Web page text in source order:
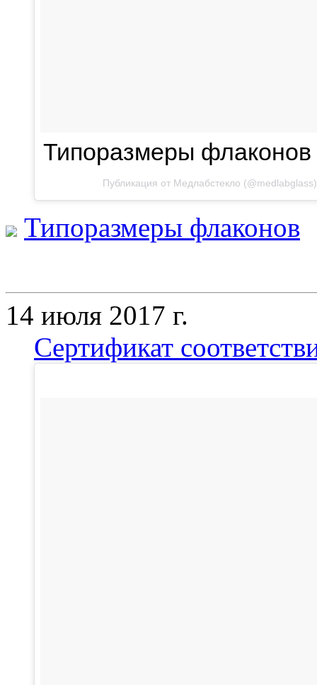
Типоразмеры флаконов
Публикация от Медлабстекло (
Типоразмеры флаконов
14 июля 2017 г.
Сертификат